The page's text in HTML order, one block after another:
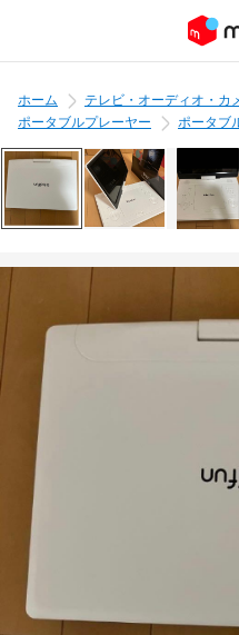
ホーム テレビ・オーディオ・カ
ポータブルプレーヤー
ポータブ